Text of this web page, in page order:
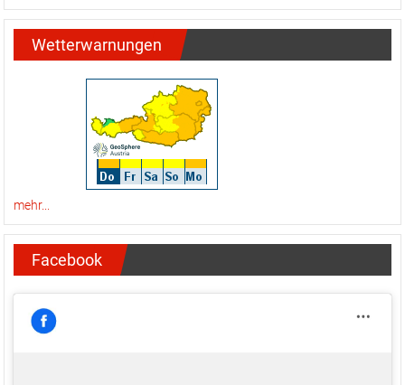
Wetterwarnungen
mehr...
Facebook